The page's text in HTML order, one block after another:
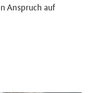
Anspruch auf